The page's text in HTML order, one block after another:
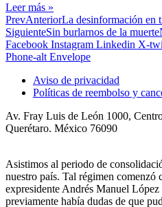
Leer más »
PrevAnteriorLa desinformación en
SiguienteSin burlarnos de la muerte
Facebook Instagram Linkedin X-
Phone-alt Envelope
Aviso de privacidad
Políticas de reembolso y
Av. Fray Luis de León 1000,
Querétaro. México 76090
Asistimos al periodo de
nuestro país. Tal régimen comenzó
expresidente Andrés Manuel
previamente había dudas de que